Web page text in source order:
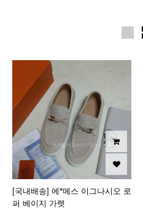
[국내배송] 에*메스 이그나시오 로
퍼 베이지 가렛